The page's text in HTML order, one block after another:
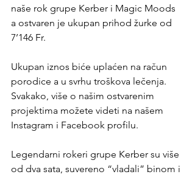
naše rok grupe Kerber i Magic Moods
a ostvaren je ukupan prihod žurke od
7’146 Fr.
Ukupan iznos biće uplaćen na račun
porodice a u svrhu troškova lečenja.
Svakako, više o našim ostvarenim
projektima možete videti na našem
Instagram i Facebook profilu.
Legendarni rokeri grupe Kerber su više
od dva sata, suvereno “vladali” binom i